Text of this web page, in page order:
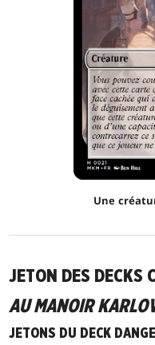
Une
JETON DES DECKS
AU MANOIR
JETONS DU DECK